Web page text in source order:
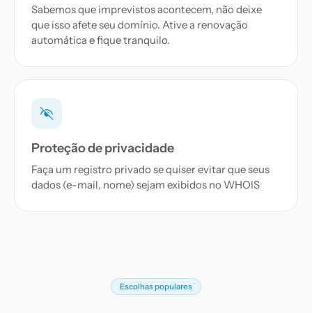
Sabemos que imprevistos acontecem, não deixe
que isso afete seu domínio. Ative a renovação
automática e fique tranquilo.
Proteção de privacidade
Faça um registro privado se quiser evitar que seus
dados (e-mail, nome) sejam exibidos no WHOIS
Escolhas populares